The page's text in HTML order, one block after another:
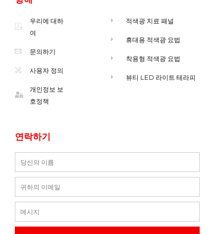
우리에 대하
여
문의하기
사용자 정의
개인정보 보
호정책
적색광 치료 패널
휴대용 적색광 요법
착용형 적색광 요법
뷰티 LED 라이트 테라피
연락하기
름
메
시